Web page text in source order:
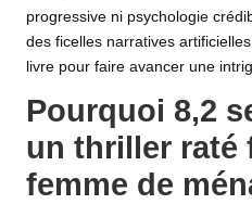
progressive ni psychologie
des ficelles narratives
livre pour faire avancer une
Pourquoi 8,2
un thriller raté
femme de